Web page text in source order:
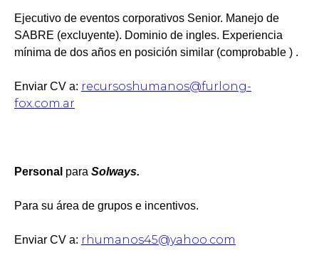
Ejecutivo de eventos corporativos Senior. Manejo de
SABRE (excluyente). Dominio de ingles. Experiencia
mínima de dos años en posición similar (comprobable ) .
Enviar CV a: recursoshumanos@furlong-
fox.com.ar
Personal para Solways.
Para su área de grupos e incentivos.
Enviar CV a: rhumanos45@yahoo.com